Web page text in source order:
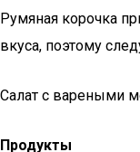
Румяная корочка
вкуса, поэтому
Салат с вареными
Продукты